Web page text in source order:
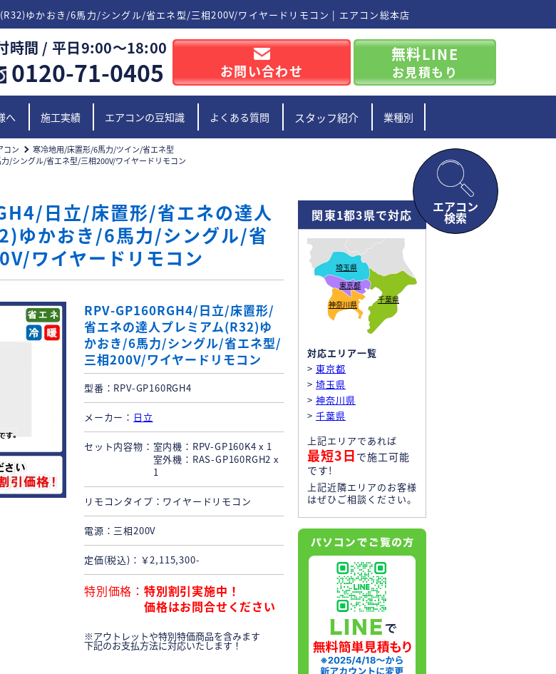
ゆかおき/6馬力/シングル/省エネ型/三相200V/ワイヤードリモコン | エアコン総本店
時間 / 平日9:00〜18:00
0120-71-0405 お問い合わせ
無料LINE
お見積もり
へ 施工実績 エアコンの豆知識 よくある質問 スタッフ紹介 業種別
エアコン
検索
コン
寒冷地用/床置形/6馬力/ツイン/省エネ型
/シングル/省エネ型/三相200V/ワイヤードリモコン
日立/床置形/省エネの達人
ゆかおき/6馬力/シングル/省
ワイヤードリモコン
RPV-GP160RGH4/日立/床置形/
省エネの達人プレミアム(R32)ゆ
かおき/6馬力/シングル/省エネ型/
三相200V/ワイヤードリモコン
型番 RPV-GP160RGH4
メーカー 日立
セット内容物
室内機：RPV-GP160K4 x 1
室外機：RAS-GP160RGH2 x
1
リモコンタイプ ワイヤードリモコン
電源 三相200V
定価(税込) ￥2,115,300-
特別価格
特別割引実施中！
価格はお問合せください
※アウトレットや特別特価商品を含みます
下記のお支払方法に対応いたします！
関東1都3県で対応
東京都
埼玉県
神奈川県 千葉県
対応エリア一覧
> 東京都
> 埼玉県
> 神奈川県
> 千葉県
上記エリアであれば
最短3日 で施工可能
です!
上記近隣エリアのお客様
はぜひご相談ください。